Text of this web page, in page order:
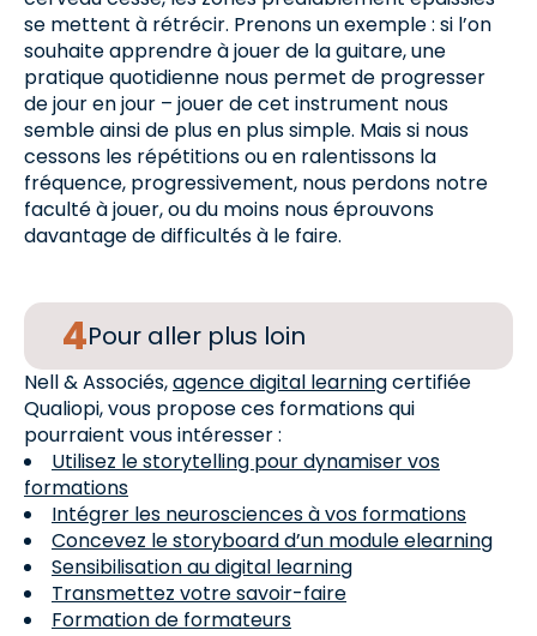
se mettent à rétrécir. Prenons un exemple : si l’on
souhaite apprendre à jouer de la guitare, une
pratique quotidienne nous permet de progresser
de jour en jour – jouer de cet instrument nous
semble ainsi de plus en plus simple. Mais si nous
cessons les répétitions ou en ralentissons la
fréquence, progressivement, nous perdons notre
faculté à jouer, ou du moins nous éprouvons
davantage de difficultés à le faire.
Pour aller plus loin
Nell & Associés,agence digital learningcertifiée
Qualiopi, vous propose ces formations qui
pourraient vous intéresser :
Utilisez le storytelling pour dynamiser vos
formations
Intégrer les neurosciences à vos formations
Concevez le storyboard d’un module elearning
Sensibilisation au digital learning
Transmettez votre savoir-faire
Formation de formateurs